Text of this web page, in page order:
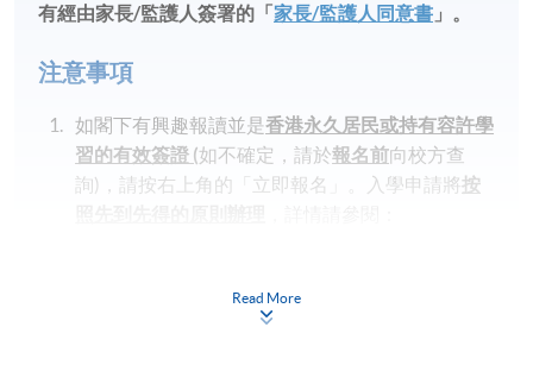
有經由家長/監護人簽署的「家長/監護人同意書 」 。
注意事項
如閣下有興趣報讀並是香港永久居民或持有容許學
習的有效簽證 (如不確定，請於報名前向校方查
詢)，請按右上角的「立即報名」。入學申請將按
申請人一般須要提供香港身份證（適用於本地申請
Read More